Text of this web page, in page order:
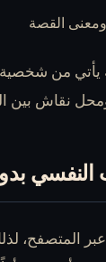
نقاش بين
المتصفح،